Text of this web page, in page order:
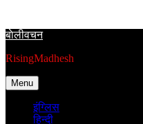
content
बाेलीवचन
RisingMadhesh
Menu
इंग्लिस
हिन्दी